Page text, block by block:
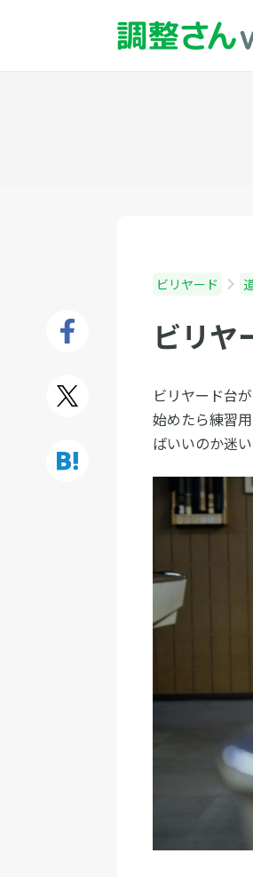
ビリヤード
ビリヤ
ビリヤード台
始めたら練習
ばいいのか迷